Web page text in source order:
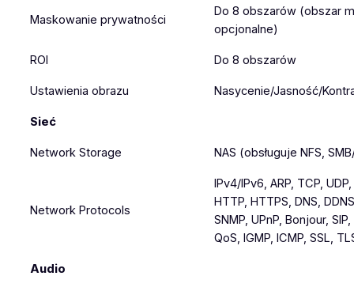
Maskowanie prywatności
Do 8 obszarów (obszar
opcjonalne)
ROI Do 8 obszarów
Ustawienia obrazu Nasycenie/Jasność/
Sieć
Network Storage NAS (obsługuje NFS,
Network Protocols
IPv4/IPv6, ARP, TCP,
HTTP, HTTPS, DNS,
SNMP, UPnP, Bonjour,
QoS, IGMP, ICMP, SSL,
Audio